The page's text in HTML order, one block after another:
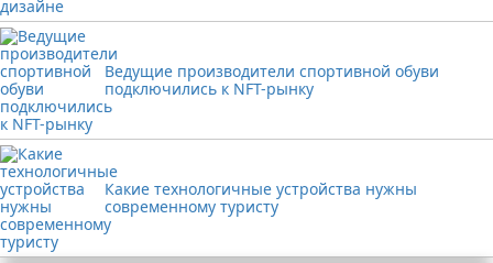
Ведущие производители спортивной обуви
подключились к NFT-рынку
Какие технологичные устройства нужны
современному туристу